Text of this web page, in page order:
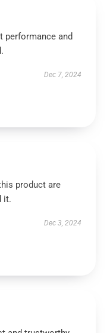
performance and
Dec 7, 2024
product are
it.
Dec 3, 2024